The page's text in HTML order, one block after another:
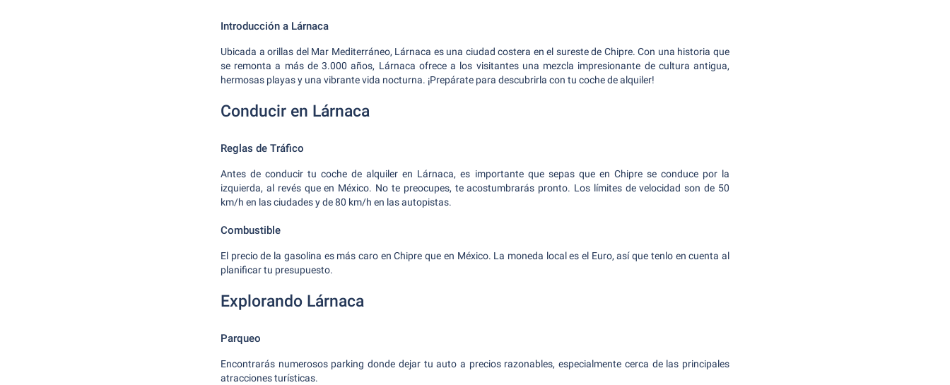
Introducción a Lárnaca
Ubicada a orillas del Mar Mediterráneo, Lárnaca es una ciudad costera en el sureste de Chipre. Con una historia que
se remonta a más de 3.000 años, Lárnaca ofrece a los visitantes una mezcla impresionante de cultura antigua,
hermosas playas y una vibrante vida nocturna. ¡Prepárate para descubrirla con tu coche de alquiler!
Conducir en Lárnaca
Reglas de Tráfico
Antes de conducir tu coche de alquiler en Lárnaca, es importante que sepas que en Chipre se conduce por la
izquierda, al revés que en México. No te preocupes, te acostumbrarás pronto. Los límites de velocidad son de 50
km/h en las ciudades y de 80 km/h en las autopistas.
Combustible
El precio de la gasolina es más caro en Chipre que en México. La moneda local es el Euro, así que tenlo en cuenta al
planificar tu presupuesto.
Explorando Lárnaca
Parqueo
Encontrarás numerosos parking donde dejar tu auto a precios razonables, especialmente cerca de las principales
atracciones turísticas.